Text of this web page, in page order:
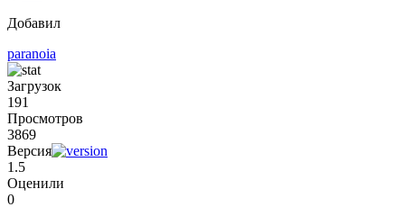
Добавил
paranoia
Загрузок
191
Просмотров
3869
Версия
1.5
Оценили
0